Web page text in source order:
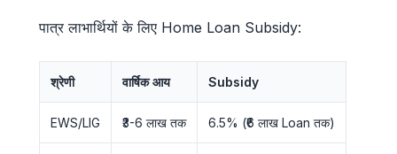
पात्र लाभार्थियों के लिए Home Loan Subsidy:
श्रेणी वार्षिक आय Subsidy
EWS/LIG ₹3-6 लाख तक 6.5% (₹6 लाख Loan तक)